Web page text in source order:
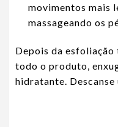
movimentos mais
massageando os
Depois da
todo o produto,
hidratante. Descanse